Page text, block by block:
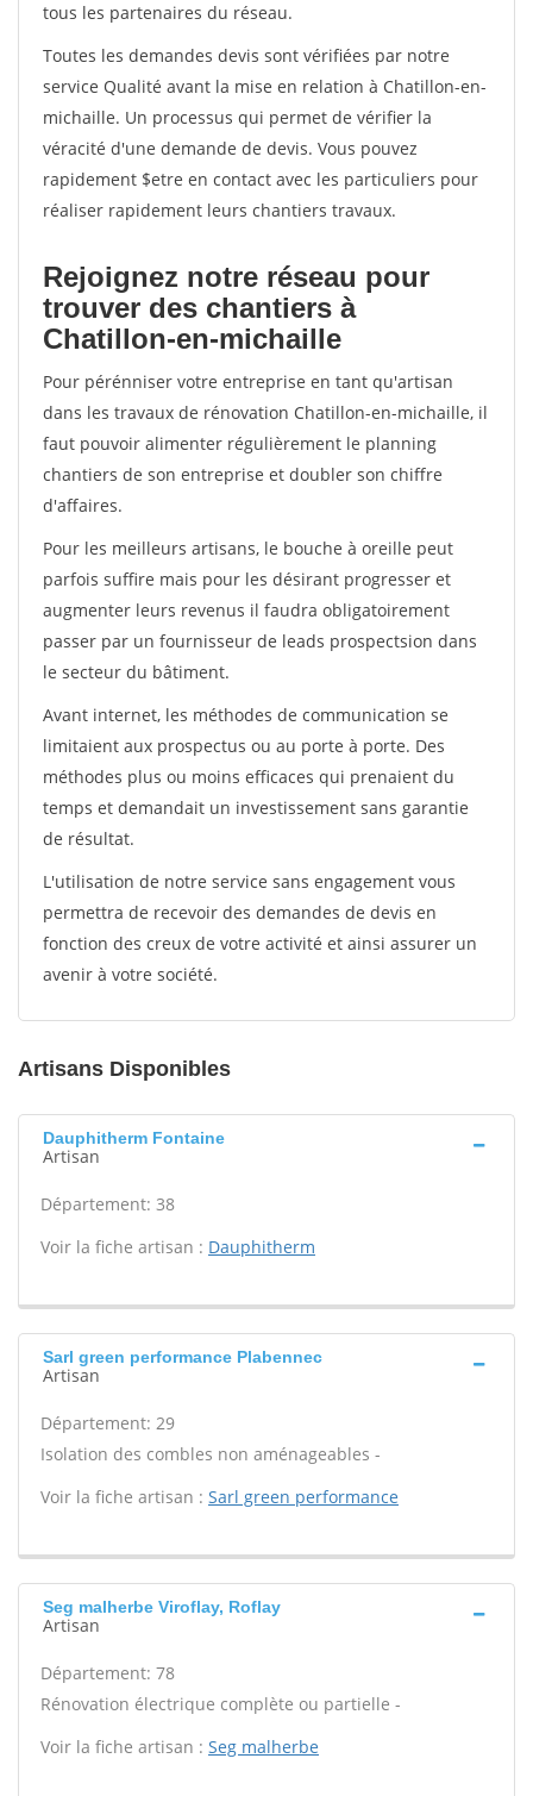
tous les partenaires du réseau.
Toutes les demandes devis sont vérifiées par notre
service Qualité avant la mise en relation à Chatillon-en-
michaille. Un processus qui permet de vérifier la
véracité d'une demande de devis. Vous pouvez
rapidement $etre en contact avec les particuliers pour
réaliser rapidement leurs chantiers travaux.
Rejoignez notre réseau pour
trouver des chantiers à
Chatillon-en-michaille
Pour pérénniser votre entreprise en tant qu'artisan
dans les travaux de rénovation Chatillon-en-michaille, il
faut pouvoir alimenter régulièrement le planning
chantiers de son entreprise et doubler son chiffre
d'affaires.
Pour les meilleurs artisans, le bouche à oreille peut
parfois suffire mais pour les désirant progresser et
augmenter leurs revenus il faudra obligatoirement
passer par un fournisseur de leads prospectsion dans
le secteur du bâtiment.
Avant internet, les méthodes de communication se
limitaient aux prospectus ou au porte à porte. Des
méthodes plus ou moins efficaces qui prenaient du
temps et demandait un investissement sans garantie
de résultat.
L'utilisation de notre service sans engagement vous
permettra de recevoir des demandes de devis en
fonction des creux de votre activité et ainsi assurer un
avenir à votre société.
Artisans Disponibles
Dauphitherm Fontaine
Artisan
Département: 38
Voir la fiche artisan : Dauphitherm
Sarl green performance Plabennec
Artisan
Département: 29
Isolation des combles non aménageables -
Voir la fiche artisan : Sarl green performance
Seg malherbe Viroflay, Roflay
Artisan
Département: 78
Rénovation électrique complète ou partielle -
Voir la fiche artisan : Seg malherbe